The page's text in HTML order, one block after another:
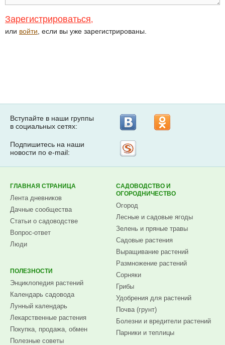
Зарегистрироваться,
или войти , если вы уже зарегистрированы.
Вступайте в наши группы
в социальных сетях:
Подпишитесь на наши
новости по e-mail:
ГЛАВНАЯ СТРАНИЦА
Лента дневников
Дачные сообщества
Статьи о садоводстве
Вопрос-ответ
Люди
ПОЛЕЗНОСТИ
Энциклопедия растений
Календарь садовода
Лунный календарь
Лекарственные растения
Покупка, продажа, обмен
Полезные советы
САДОВОДСТВО И
ОГОРОДНИЧЕСТВО
Огород
Лесные и садовые ягоды
Зелень и пряные травы
Садовые растения
Выращивание растений
Размножение растений
Сорняки
Грибы
Удобрения для растений
Почва (грунт)
Болезни и вредители растений
Парники и теплицы